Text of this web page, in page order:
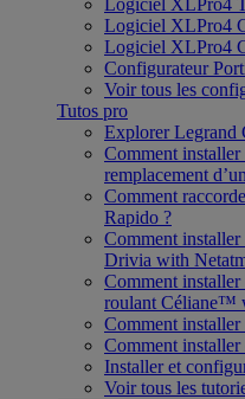
Logiciel XLPro4
Logiciel XLPro4
Logiciel XLPro4
Configurateur
Voir tous les
Tutos pro
Explorer Legrand
Comment
remplacement
Comment
Rapido ?
Comment installer
Drivia with
Comment
roulant Céliane™
Comment installer
Comment
Installer et
Voir tous les